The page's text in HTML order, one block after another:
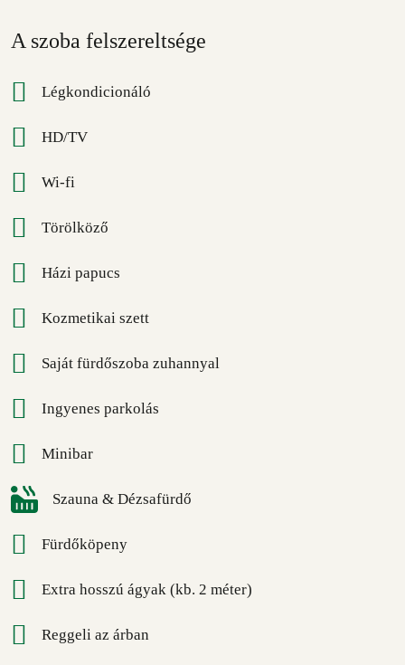
A szoba felszereltsége
Légkondicionáló
HD/TV
Wi-fi
Törölköző
Házi papucs
Kozmetikai szett
Saját fürdőszoba zuhannyal
Ingyenes parkolás
Minibar
Szauna & Dézsafürdő
Fürdőköpeny
Extra hosszú ágyak (kb. 2 méter)
Reggeli az árban